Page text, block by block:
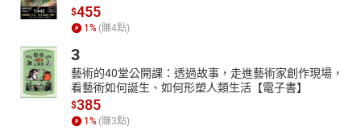
的將不僅僅只是製造技術，而是整個人類的未來。
$455
1 % (賺4點)
3
藝術的40堂公開課：透過故事，走進藝術家創作現場，
看藝術如何誕生、如何形塑人類生活【電子書】
$385
1 % (賺3點)